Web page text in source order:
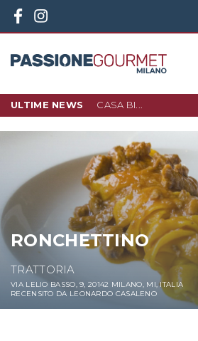
ULTIME NEWS
CASA BI...
10 DICEMBRE 2023
QUARTIERE D…
RONCHETTINO
TRATTORIA
VIA LELIO BASSO, 9, 20142 MILANO, MI, ITALIA
RECENSITO DA LEONARDO CASALENO